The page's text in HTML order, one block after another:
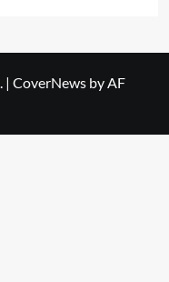
| CoverNews by AF